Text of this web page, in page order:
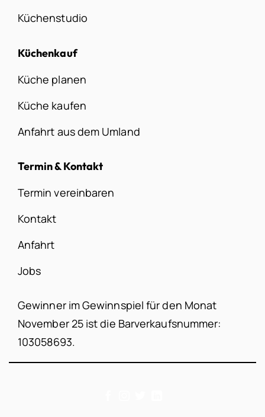
Küchenstudio
Küchenkauf
Küche planen
Küche kaufen
Anfahrt aus dem Umland
Termin & Kontakt
Termin vereinbaren
Kontakt
Anfahrt
Jobs
Gewinner im Gewinnspiel für den Monat
November 25 ist die Barverkaufsnummer:
103058693.